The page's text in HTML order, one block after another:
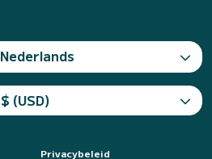
Nederlands
$ (USD)
Privacybeleid